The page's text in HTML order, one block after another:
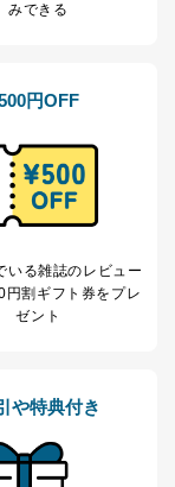
育など応対品
用目的達成の
保有個人デ
り、下記4.の
企業）様又は
うお願い致し
､あらかじめ
みできる
円OFF
いる雑誌のレビュー
円割ギフト券をプレ
ゼント
や特典付き